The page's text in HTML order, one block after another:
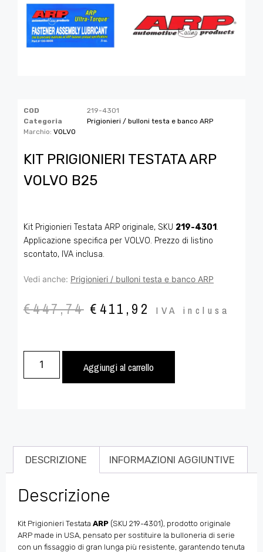
COD
219-4301
Categoria
Prigionieri / bulloni testa e banco ARP
Marchio: VOLVO
KIT PRIGIONIERI TESTATA ARP
VOLVO B25
Kit Prigionieri Testata ARP originale, SKU 219-4301 .
Applicazione specifica per VOLVO. Prezzo di listino
scontato, IVA inclusa.
Vedi anche: Prigionieri / bulloni testa e banco ARP
€447,74 € 411,92 IVA inclusa
Aggiungi al carrello
DESCRIZIONE INFORMAZIONI AGGIUNTIVE
Descrizione
Kit Prigionieri Testata ARP (SKU 219-4301), prodotto originale
ARP made in USA, pensato per sostituire la bulloneria di serie
con un fissaggio di gran lunga più resistente, garantendo tenuta